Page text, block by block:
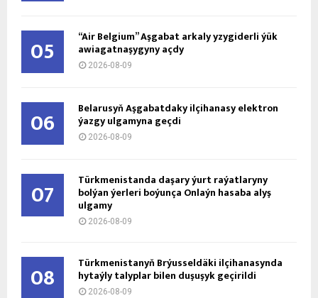
05 “Air Belgium” Aşgabat arkaly yzygiderli ýük
awiagatnaşygyny açdy
2026-08-09
06 Belarusyň Aşgabatdaky ilçihanasy elektron
ýazgy ulgamyna geçdi
2026-08-09
07 Türkmenistanda daşary ýurt raýatlaryny
bolýan ýerleri boýunça Onlaýn hasaba alyş
ulgamy
2026-08-09
08 Türkmenistanyň Brýusseldäki ilçihanasynda
hytaýly talyplar bilen duşuşyk geçirildi
2026-08-09